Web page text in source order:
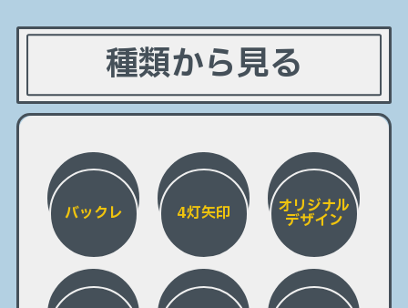
種類から見る
バックレ 4灯矢印 オリジナル
デザイン